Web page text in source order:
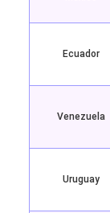
Ecuador
Venezuela
Uruguay